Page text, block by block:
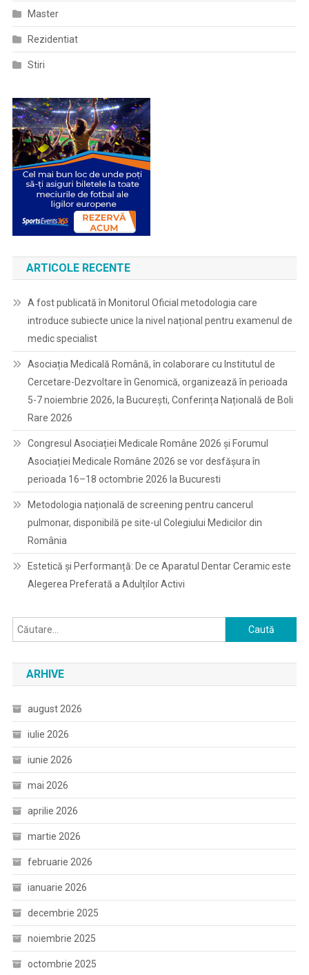
Master
Rezidentiat
Stiri
ARTICOLE RECENTE
A fost publicată în Monitorul Oficial metodologia care
introduce subiecte unice la nivel național pentru examenul de
medic specialist
Asociația Medicală Română, în colaborare cu Institutul de
Cercetare-Dezvoltare în Genomică, organizează în perioada
5-7 noiembrie 2026, la București, Conferința Națională de Boli
Rare 2026
Congresul Asociației Medicale Române 2026 și Forumul
Asociației Medicale Române 2026 se vor desfășura în
perioada 16–18 octombrie 2026 la Bucuresti
Metodologia națională de screening pentru cancerul
pulmonar, disponibilă pe site-ul Colegiului Medicilor din
România
Estetică și Performanță: De ce Aparatul Dentar Ceramic este
Alegerea Preferată a Adulților Activi
Caută
după:
ARHIVE
august 2026
iulie 2026
iunie 2026
mai 2026
aprilie 2026
martie 2026
februarie 2026
ianuarie 2026
decembrie 2025
noiembrie 2025
octombrie 2025